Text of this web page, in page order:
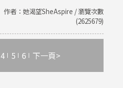
作者：她渴望SheAspire / 瀏覽次數
(2625679)
4 5 6 下一頁>